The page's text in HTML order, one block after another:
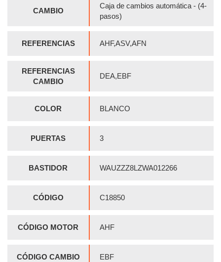
CAMBIO
Caja de cambios automática - (4-
pasos)
REFERENCIAS AHF,ASV,AFN
REFERENCIAS
CAMBIO
DEA,EBF
COLOR BLANCO
PUERTAS 3
BASTIDOR WAUZZZ8LZWA012266
CÓDIGO C18850
CÓDIGO MOTOR AHF
CÓDIGO CAMBIO EBF